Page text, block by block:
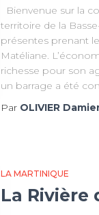
Bienvenue sur la
territoire de la
présentes prenant
Matéliane.
richesse pour son
un barrage a été
Par OLIVIER
LA MARTINIQUE
La Rivière